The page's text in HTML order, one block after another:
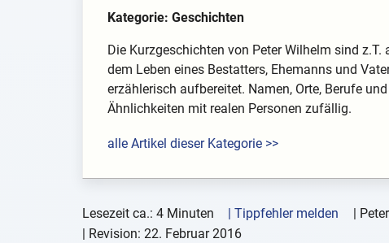
Kategorie: Geschichten
Die Kurzgeschichten von Peter Wilhelm sind
dem Leben eines Bestatters, Ehemanns und
erzählerisch aufbereitet. Namen, Orte, Berufe
Ähnlichkeiten mit realen Personen zufällig.
alle Artikel dieser Kategorie >>
Lesezeit ca.: 4 Minuten | Tippfehler melden
| Revision: 22. Februar 2016